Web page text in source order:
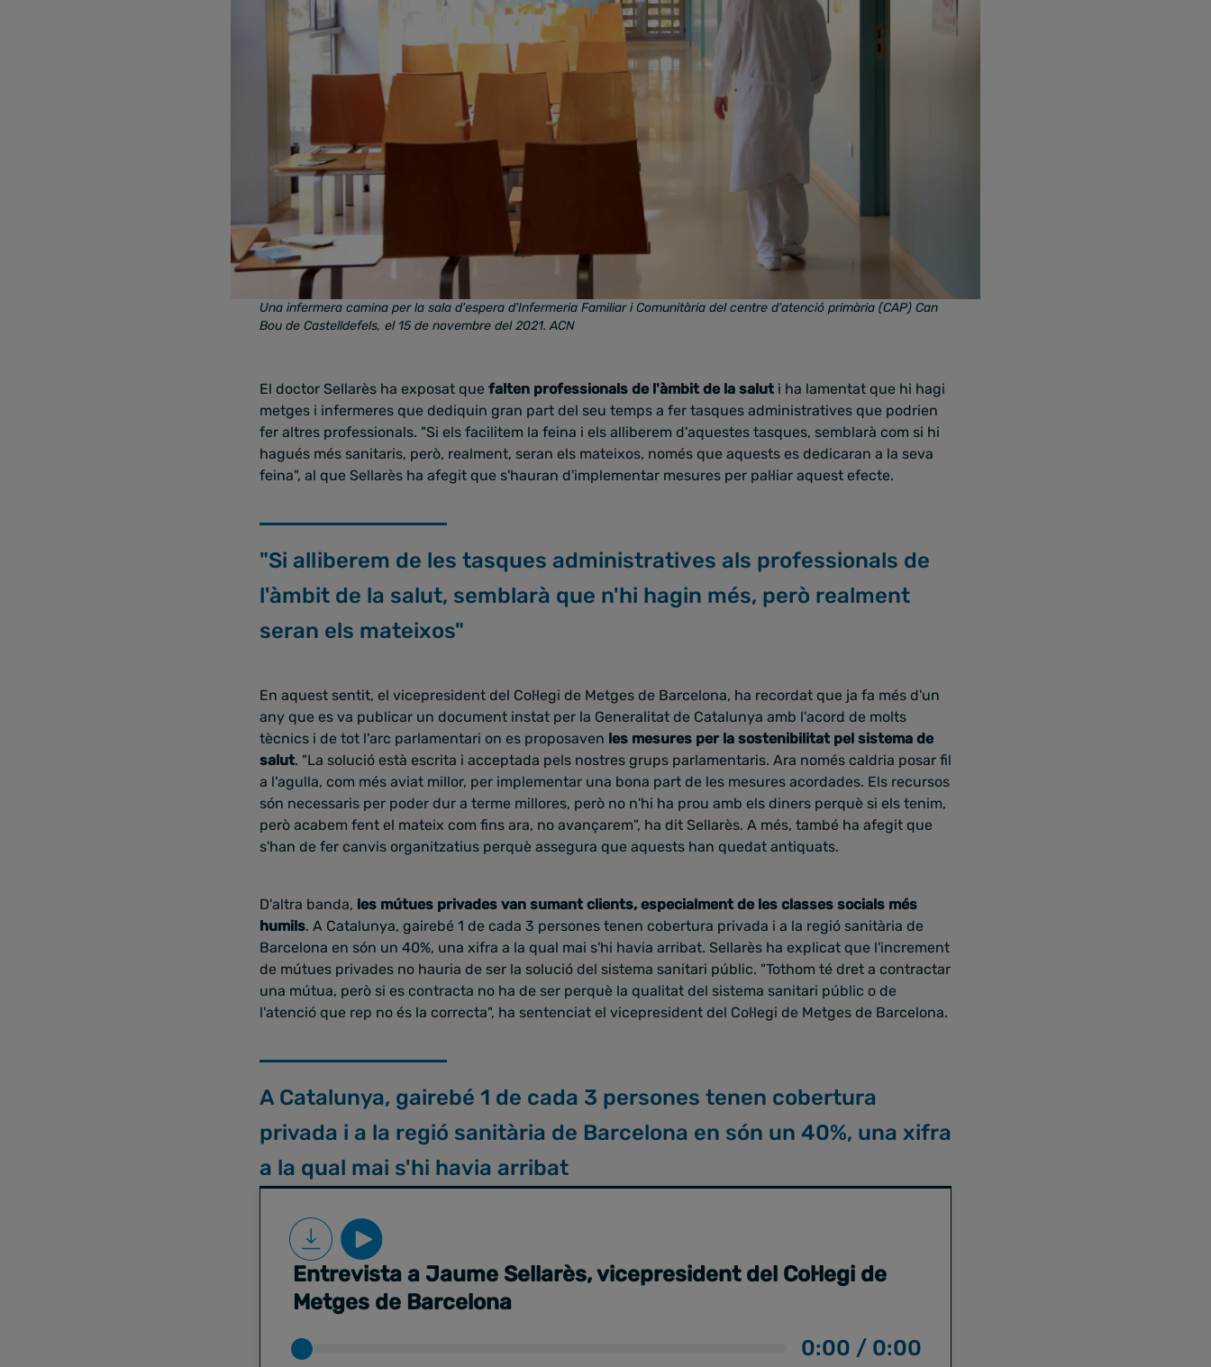
Una infermera camina per la sala d'espera d'Infermeria Familiar i Comunitària del centre d'atenció primària (CAP) Can
Bou de Castelldefels, el 15 de novembre del 2021. ACN
El doctor Sellarès ha exposat que falten professionals de l'àmbit de la salut i ha lamentat que hi hagi
metges i infermeres que dediquin gran part del seu temps a fer tasques administratives que podrien
fer altres professionals. "Si els facilitem la feina i els alliberem d'aquestes tasques, semblarà com si hi
hagués més sanitaris, però, realment, seran els mateixos, només que aquests es dedicaran a la seva
feina", al que Sellarès ha afegit que s'hauran d'implementar mesures per pal·liar aquest efecte.
"Si alliberem de les tasques administratives als professionals de
l'àmbit de la salut, semblarà que n'hi hagin més, però realment
seran els mateixos"
En aquest sentit, el vicepresident del Col·legi de Metges de Barcelona, ha recordat que ja fa més d'un
any que es va publicar un document instat per la Generalitat de Catalunya amb l'acord de molts
tècnics i de tot l'arc parlamentari on es proposaven les mesures per la sostenibilitat pel sistema de
salut. "La solució està escrita i acceptada pels nostres grups parlamentaris. Ara només caldria posar fil
a l'agulla, com més aviat millor, per implementar una bona part de les mesures acordades. Els recursos
són necessaris per poder dur a terme millores, però no n'hi ha prou amb els diners perquè si els tenim,
però acabem fent el mateix com fins ara, no avançarem", ha dit Sellarès. A més, també ha afegit que
s'han de fer canvis organitzatius perquè assegura que aquests han quedat antiquats.
D'altra banda, les mútues privades van sumant clients, especialment de les classes socials més
humils. A Catalunya, gairebé 1 de cada 3 persones tenen cobertura privada i a la regió sanitària de
Barcelona en són un 40%, una xifra a la qual mai s'hi havia arribat. Sellarès ha explicat que l'increment
de mútues privades no hauria de ser la solució del sistema sanitari públic. "Tothom té dret a contractar
una mútua, però si es contracta no ha de ser perquè la qualitat del sistema sanitari públic o de
l'atenció que rep no és la correcta", ha sentenciat el vicepresident del Col·legi de Metges de Barcelona.
A Catalunya, gairebé 1 de cada 3 persones tenen cobertura
privada i a la regió sanitària de Barcelona en són un 40%, una xifra
a la qual mai s'hi havia arribat
Entrevista a Jaume Sellarès, vicepresident del Col·legi de
Metges de Barcelona
0:00 / 0:00